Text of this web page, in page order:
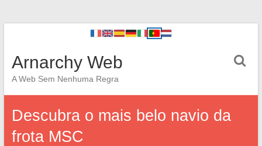
Arnarchy Web
A Web Sem Nenhuma Regra
Descubra o mais belo navio da
frota MSC